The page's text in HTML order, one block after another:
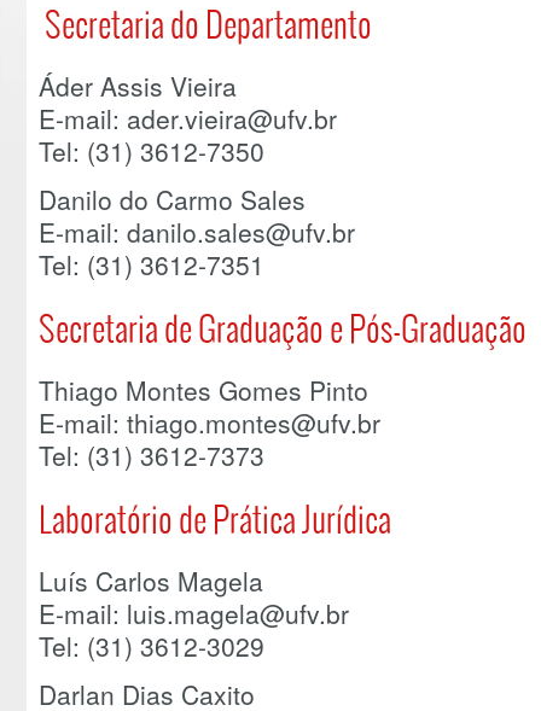
Secretaria do Departamento
Áder Assis Vieira
E-mail: ader.vieira@ufv.br
Tel: (31) 3612-7350
Danilo do Carmo Sales
E-mail: danilo.sales@ufv.br
Tel: (31) 3612-7351
Secretaria de Graduação e Pós-Graduação
Thiago Montes Gomes Pinto
E-mail: thiago.montes@ufv.br
Tel: (31) 3612-7373
Laboratório de Prática Jurídica
Luís Carlos Magela
E-mail: luis.magela@ufv.br
Tel: (31) 3612-3029
Darlan Dias Caxito